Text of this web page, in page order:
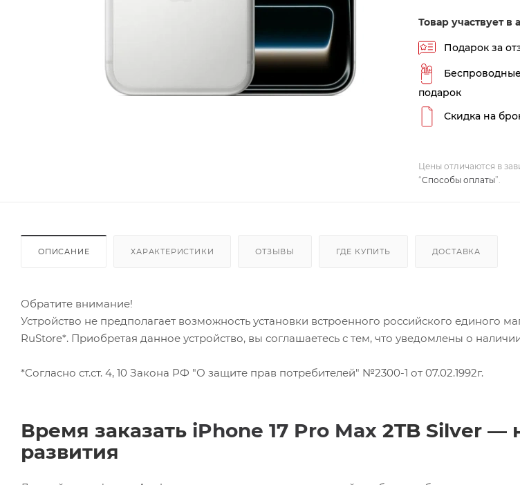
Товар участвует в
Подарок за
подарок
Скидка на
Цены отличаются в
“Способы оплаты”.
ОПИСАНИЕ ХАРАКТЕРИСТИКИ ОТЗЫВЫ ГДЕ КУПИТЬ ДОСТАВКА
Обратите внимание!
Устройство не предполагает возможность установки встроенного российского единого
RuStore*. Приобретая данное устройство, вы соглашаетесь с тем, что уведомлены о
*Согласно ст.ст. 4, 10 Закона РФ "О защите прав потребителей" №2300-1 от 07.02.1992г.
Время заказать iPhone 17 Pro Max 2TB Silver —
развития